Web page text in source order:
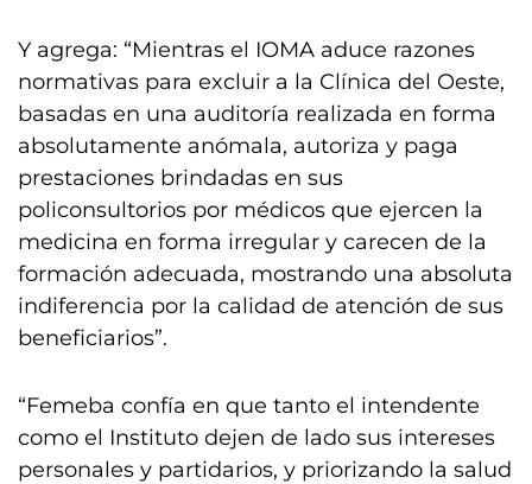
Y agrega: “Mientras el IOMA aduce razones
normativas para excluir a la Clínica del Oeste,
basadas en una auditoría realizada en forma
absolutamente anómala, autoriza y paga
prestaciones brindadas en sus
policonsultorios por médicos que ejercen la
medicina en forma irregular y carecen de la
formación adecuada, mostrando una absoluta
indiferencia por la calidad de atención de sus
beneficiarios”.
“Femeba confía en que tanto el intendente
como el Instituto dejen de lado sus intereses
personales y partidarios, y priorizando la salud